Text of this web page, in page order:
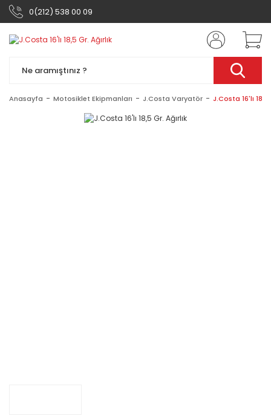
0(212) 538 00 09
Anasayfa Motosiklet Ekipmanları J.Costa Varyatör J.Costa 16'lı 18,5